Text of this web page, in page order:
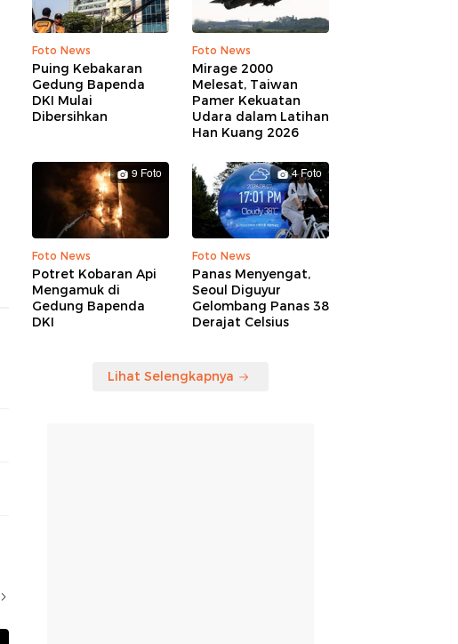
Foto News
Puing Kebakaran
Gedung Bapenda
DKI Mulai
Dibersihkan
Foto News
Mirage 2000
Melesat, Taiwan
Pamer Kekuatan
Udara dalam Latihan
Han Kuang 2026
9 Foto
Foto News
Potret Kobaran Api
Mengamuk di
Gedung Bapenda
DKI
4 Foto
Foto News
Panas Menyengat,
Seoul Diguyur
Gelombang Panas 38
Derajat Celsius
Lihat Selengkapnya